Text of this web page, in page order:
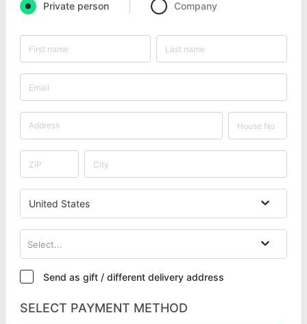
Private person Company
United States
Select...
Send as gift / different delivery address
SELECT PAYMENT METHOD